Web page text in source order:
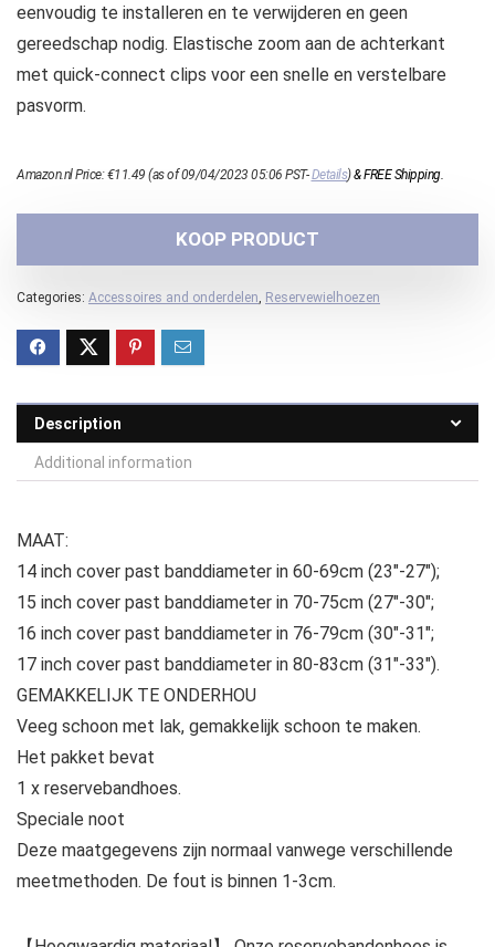
eenvoudig te installeren en te verwijderen en geen
gereedschap nodig. Elastische zoom aan de achterkant
met quick-connect clips voor een snelle en verstelbare
pasvorm.
Amazon.nl Price:€11.49 (as of 09/04/2023 05:06 PST-Details)&FREE Shipping.
KOOP PRODUCT
Categories: Accessoires and onderdelen Reservewielhoezen
Description
Additional information
MAAT:
14 inch cover past banddiameter in 60-69cm (23″-27″);
15 inch cover past banddiameter in 70-75cm (27″-30″;
16 inch cover past banddiameter in 76-79cm (30″-31″;
17 inch cover past banddiameter in 80-83cm (31″-33″).
GEMAKKELIJK TE ONDERHOU
Veeg schoon met lak, gemakkelijk schoon te maken.
Het pakket bevat
1 x reservebandhoes.
Speciale noot
Deze maatgegevens zijn normaal vanwege verschillende
meetmethoden. De fout is binnen 1-3cm.